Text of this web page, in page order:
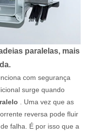
paralelas, mais
com segurança
surge quando
. Uma vez que as
reversa pode fluir
falha. É por isso que a